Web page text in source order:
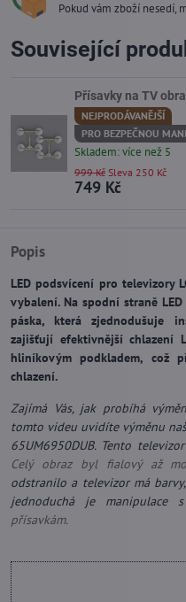
Pokud vám zboží nesedí,
Popis
LED podsvícení pro televizory
vybalení. Na spodní straně
páska, která zjednodušuje
zajišťují efektivnější chlazení
hliníkovým podkladem, což
chlazení.
Zajímá Vás, jak probíhá
tomto videu uvidíte výměnu
65UM6950DUB. Tento
Celý obraz byl fialový až
odstranilo a televizor má
jednoduchá je manipulace
přísavkám.
Související
Přísavky na TV
NEJPRODÁVANĚJŠÍ
PRO BEZPEČNOU
Skladem: více než 5
749 Kč
999 Kč Sleva 250 Kč